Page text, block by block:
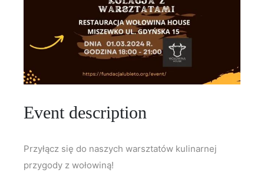
Event description
Przyłącz się do naszych warsztatów kulinarnej
przygody z wołowiną!